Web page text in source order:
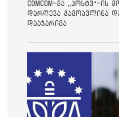
ComCom-მა „პოსტვ“-ის
დარღევა გამოავლინა
დააჯარიმა